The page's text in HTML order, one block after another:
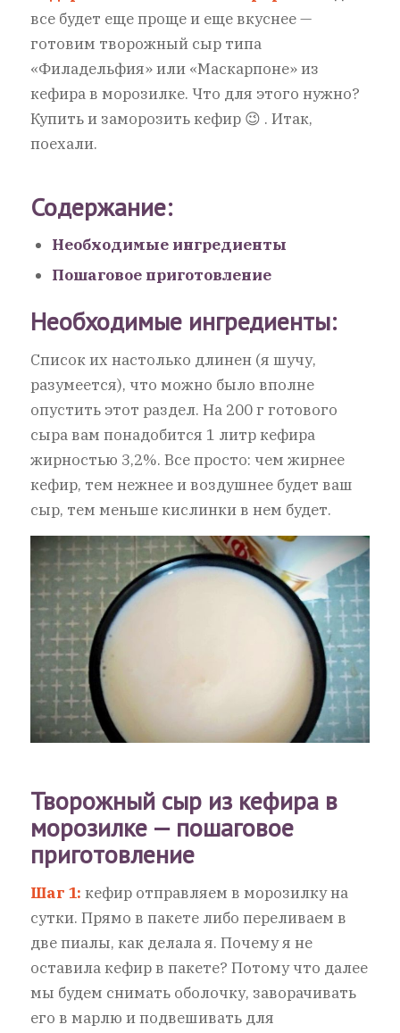
все будет еще проще и еще вкуснее —
готовим творожный сыр типа
«Филадельфия» или «Маскарпоне» из
кефира в морозилке. Что для этого нужно?
Купить и заморозить кефир 😉 . Итак,
поехали.
Содержание:
Необходимые ингредиенты
Пошаговое приготовление
Необходимые ингредиенты:
Список их настолько длинен (я шучу,
разумеется), что можно было вполне
опустить этот раздел. На 200 г готового
сыра вам понадобится 1 литр кефира
жирностью 3,2%. Все просто: чем жирнее
кефир, тем нежнее и воздушнее будет ваш
сыр, тем меньше кислинки в нем будет.
Творожный сыр из кефира в
морозилке — пошаговое
приготовление
Шаг 1: кефир отправляем в морозилку на
сутки. Прямо в пакете либо переливаем в
две пиалы, как делала я. Почему я не
оставила кефир в пакете? Потому что далее
мы будем снимать оболочку, заворачивать
его в марлю и подвешивать для